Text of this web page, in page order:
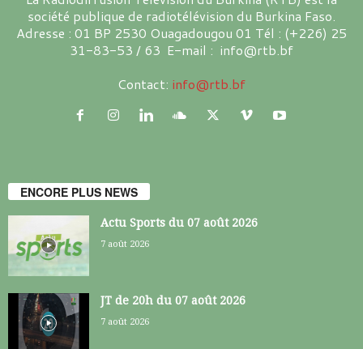
société publique de radiotélévision du Burkina Faso.
Adresse : 01 BP 2530 Ouagadougou 01 Tél : (+226) 25
31-83-53 / 63 E-mail : info@rtb.bf
Contact: info@rtb.bf
ENCORE PLUS NEWS
Actu Sports du 07 août 2026
7 août 2026
JT de 20h du 07 août 2026
7 août 2026